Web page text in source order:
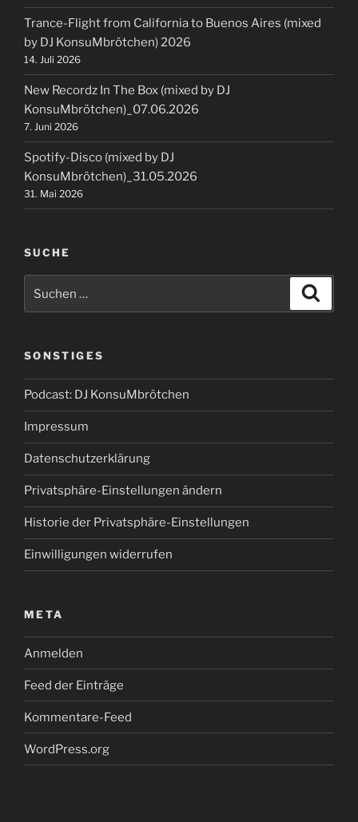
Trance-Flight from California to Buenos Aires (mixed
by DJ KonsuMbrötchen) 2026
14. Juli 2026
New Recordz In The Box (mixed by DJ
KonsuMbrötchen)_07.06.2026
7. Juni 2026
Spotify-Disco (mixed by DJ
KonsuMbrötchen)_31.05.2026
31. Mai 2026
SUCHE
nach:
SONSTIGES
Podcast: DJ KonsuMbrötchen
Impressum
Datenschutzerklärung
Privatsphäre-Einstellungen ändern
Historie der Privatsphäre-Einstellungen
Einwilligungen widerrufen
META
Anmelden
Feed der Einträge
Kommentare-Feed
WordPress.org